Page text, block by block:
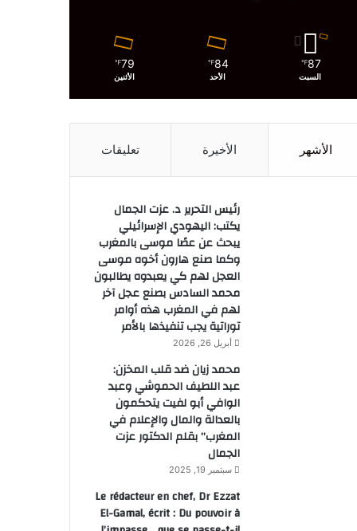
87
℉
السبت
84
℉
الأحد
79
℉
الأثنين
الأشهر الأخيرة تعليقات
رئيس التحرير د. عزت الجمال
يكتب: اليهودي الإسرائيلي
يبحث عن عصًا موسى بالمغرب
وكما صنع هارون أخوه موسى
العجل لهم كي يعبدوه يطالبون
محمد السادس بصنع عجل آخر
لهم في المغرب هذه أوامر
توراتية يجب تنفيذها بالأمر
أبريل 26, 2026
محمد زيان ضد قلب المخزن:
عبد اللطيف الحموشي وعبد
الوافي أبو لفيت يتحكمون
بالعدالة والمال والإعلام في
المغرب” بقلم الدكتور عزت
الجمال
سبتمبر 19, 2025
Le rédacteur en chef, Dr Ezzat
El-Gamal, écrit : Du pouvoir à